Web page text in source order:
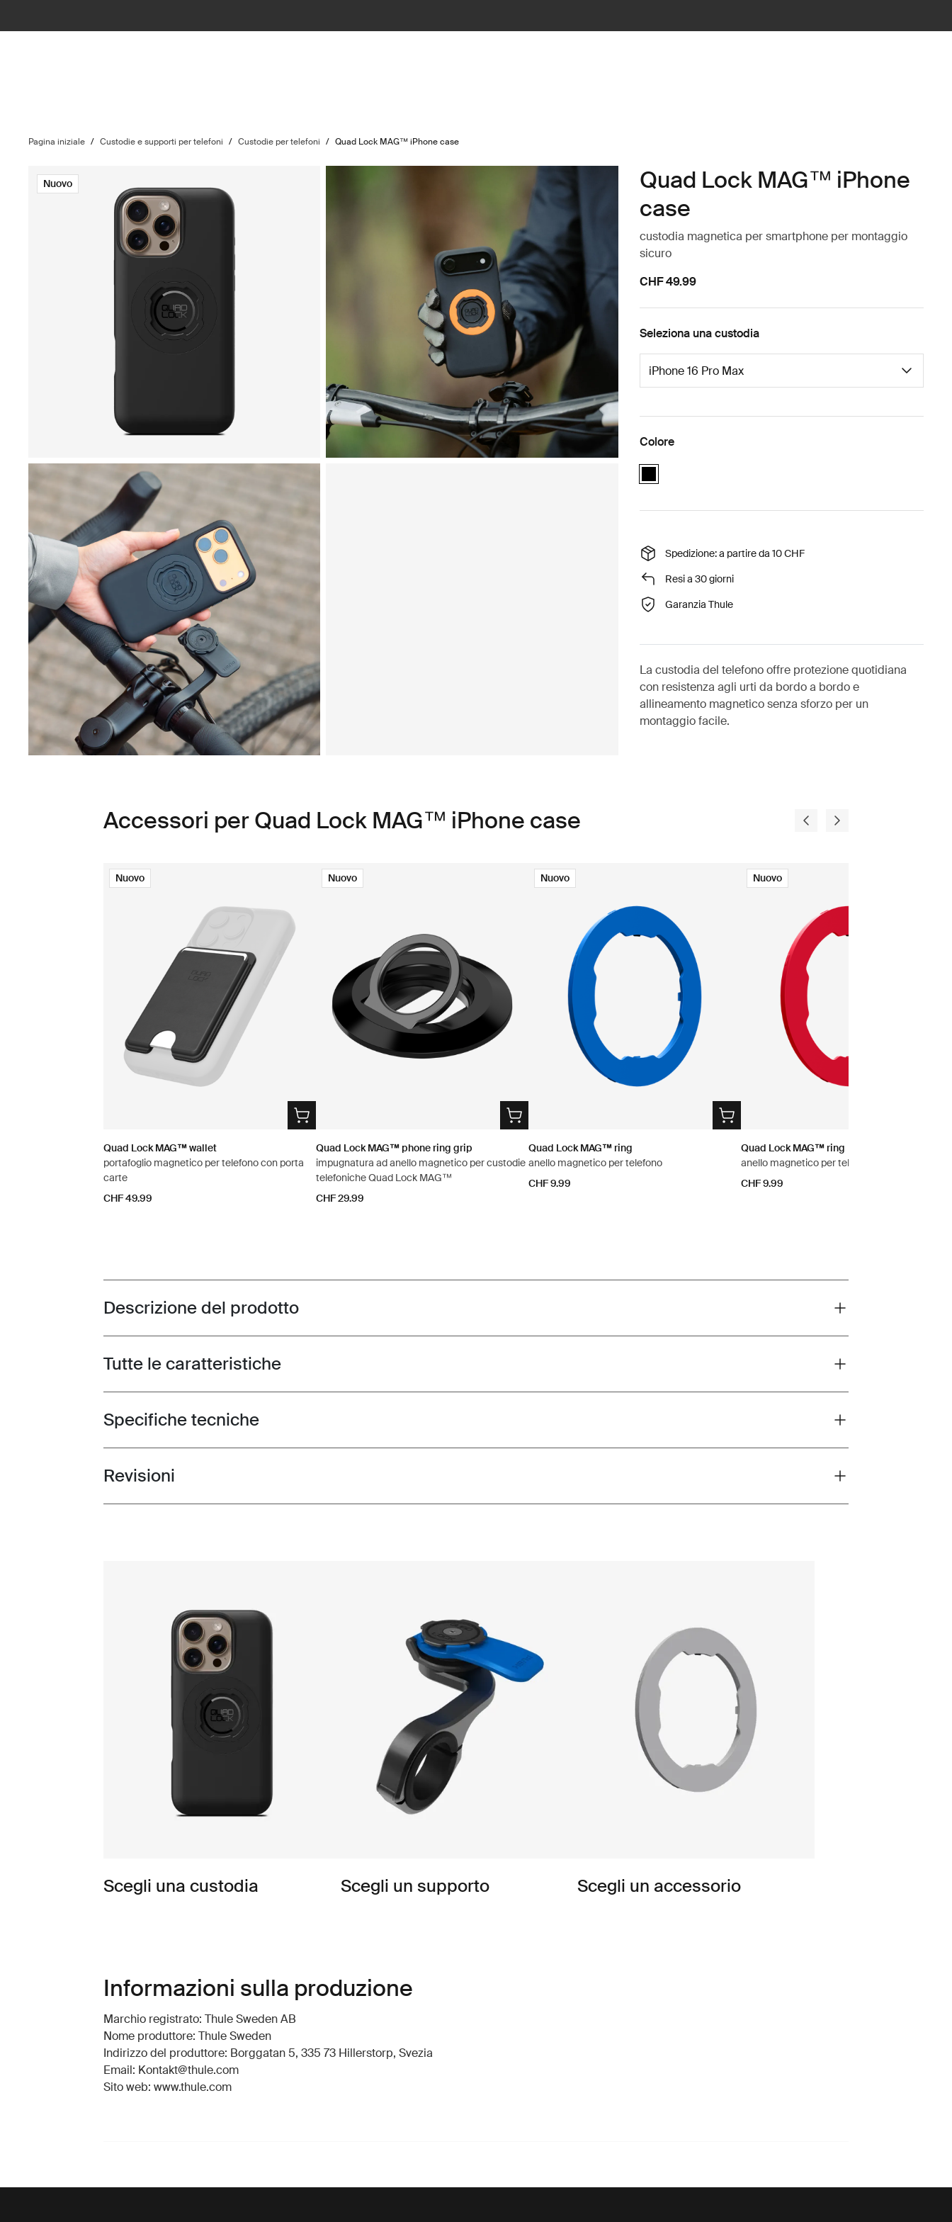
Pagina iniziale / Custodie e supporti per telefoni / Custodie per telefoni / Quad Lock MAG™ iPhone case
Nuovo
Quad Lock MAG™ iPhone
case
custodia magnetica per smartphone per montaggio
sicuro
CHF 49.99
Seleziona una custodia
Colore
Spedizione: a partire da 10 CHF
Resi a 30 giorni
Garanzia Thule
La custodia del telefono offre protezione quotidiana
con resistenza agli urti da bordo a bordo e
allineamento magnetico senza sforzo per un
montaggio facile.
Accessori per Quad Lock MAG™ iPhone case
Nuovo
Quad Lock MAG™ wallet
portafoglio magnetico per telefono con porta
carte
CHF 49.99
Nuovo
Quad Lock MAG™ phone ring grip
impugnatura ad anello magnetico per custodie
telefoniche Quad Lock MAG™
CHF 29.99
Nuovo
Quad Lock MAG™ ring
anello magnetico per telefono
CHF 9.99
Nuovo
Quad Lock MAG™ ring
anello magnetico per telefono
CHF 9.99
Toggle overview
Descrizione del prodotto
Toggle features
Tutte le caratteristiche
Toggle techspec
Specifiche tecniche
Toggle overview
Revisioni
Scegli una custodia Scegli un supporto Scegli un accessorio
Informazioni sulla produzione
Marchio registrato: Thule Sweden AB
Nome produttore: Thule Sweden
Indirizzo del produttore: Borggatan 5, 335 73 Hillerstorp, Svezia
Email: Kontakt@thule.com
Sito web: www.thule.com